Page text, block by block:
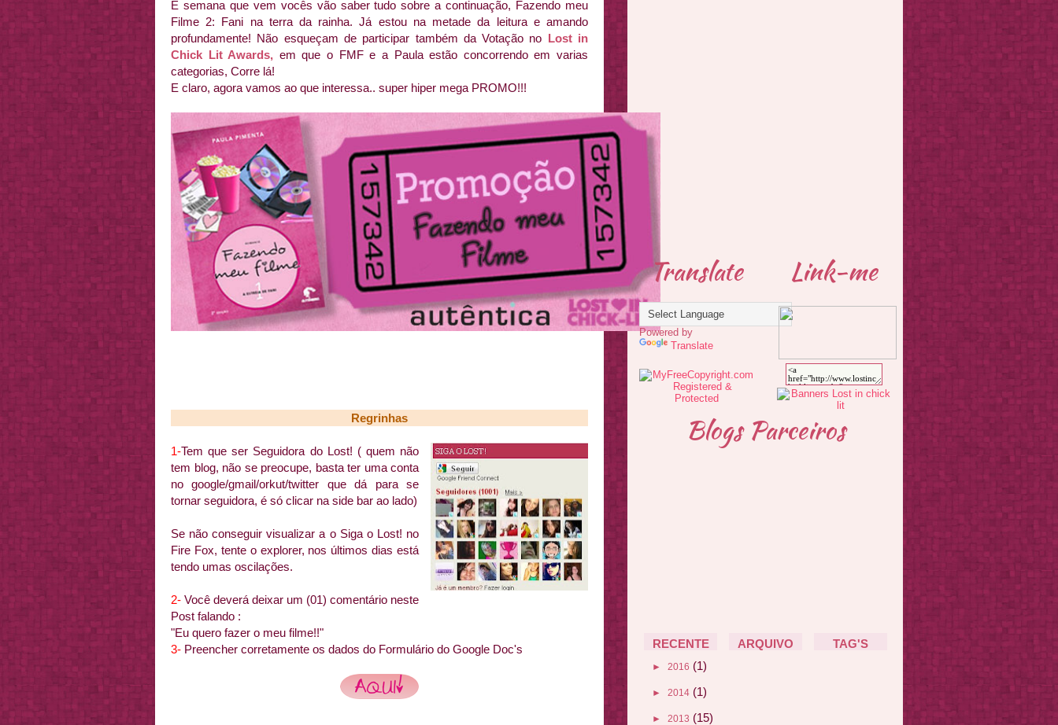
E semana que vem vocês vão saber tudo sobre a continuação, Fazendo meu
Filme 2: Fani na terra da rainha. Já estou na metade da leitura e amando
profundamente! Não esqueçam de participar também da Votação no Lost in
Chick Lit Awards, em que o FMF e a Paula estão concorrendo em varias
categorias, Corre lá!
E claro, agora vamos ao que interessa.. super hiper mega PROMO!!!
Regrinhas
1-Tem que ser Seguidora do Lost! ( quem não
tem blog, não se preocupe, basta ter uma conta
no google/gmail/orkut/twitter que dá para se
tornar seguidora, é só clicar na side bar ao lado)
Se não conseguir visualizar a o Siga o Lost! no
Fire Fox, tente o explorer, nos últimos dias está
tendo umas oscilações.
2- Você deverá deixar um (01) comentário neste
Post falando :
"Eu quero fazer o meu filme!!"
3- Preencher corretamente os dados do Formulário do Google Doc's
Translate
Powered by
Translate
Link-me
Blogs Parceiros
RECENTE ARQUIVO TAG'S
► 2016 (1)
► 2014 (1)
► 2013 (15)